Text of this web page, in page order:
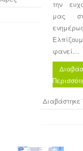
την
μας
φανεί…
Διαβάστηκε